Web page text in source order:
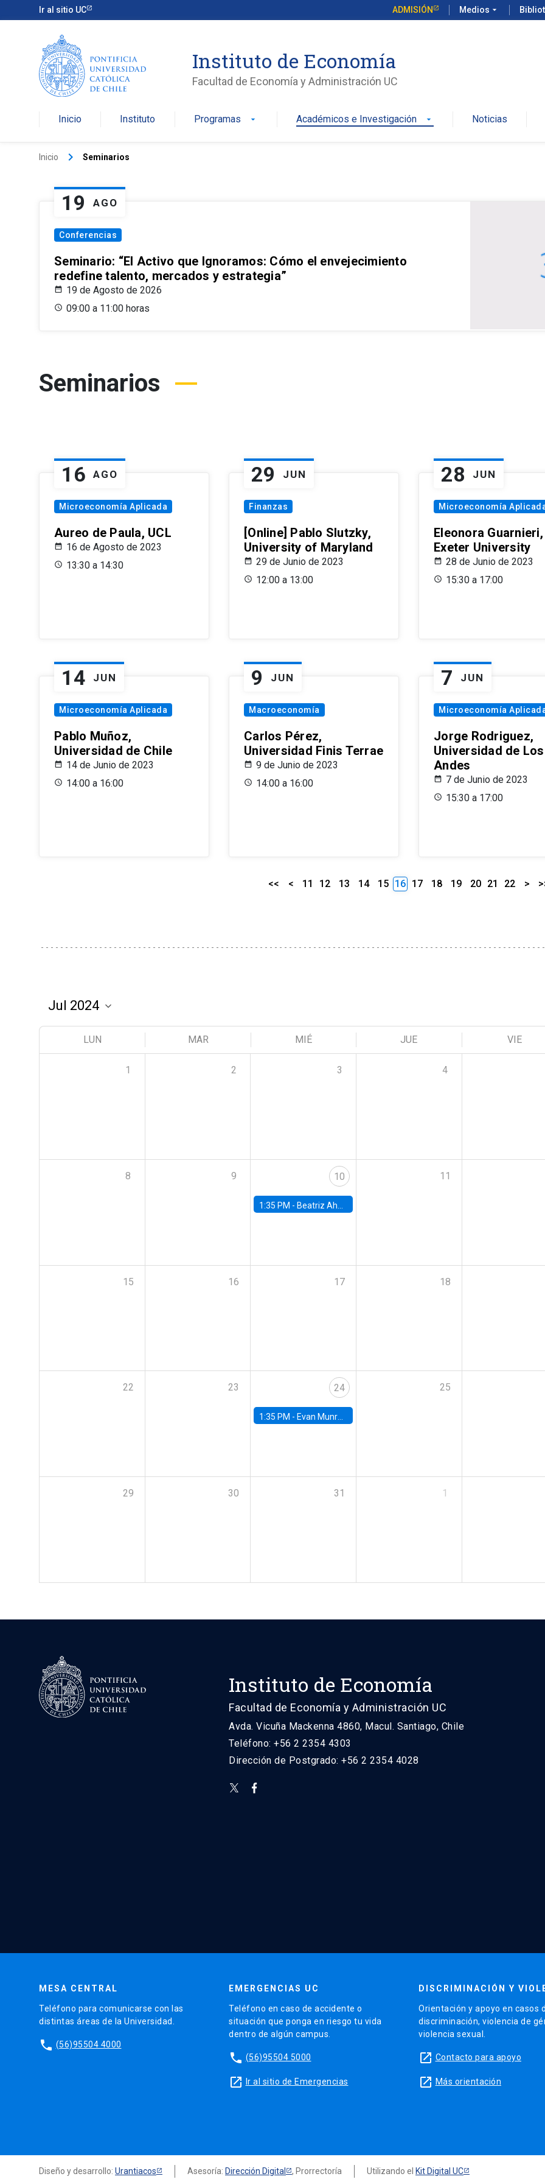
Ir al sitio UC ADMISIÓN Medios arrow_drop_down
Instituto de Economía
Facultad de Economía y Administración UC
Inicio Instituto Programas arrow_drop_down Académicos e Investigación arrow_drop_down Noticias
Inicio keyboard_arrow_right Seminarios
19 AGO
Conferencias
Seminario: “El Activo que Ignoramos: Cómo el envejecimiento
redefine talento, mercados y estrategia”
19 de Agosto de 2026
09:00 a 11:00 horas
Seminarios
16 AGO
Microeconomía Aplicada
Aureo de Paula, UCL
16 de Agosto de 2023
13:30 a 14:30
29 JUN
Finanzas
[Online] Pablo Slutzky,
University of Maryland
29 de Junio de 2023
12:00 a 13:00
28 JUN
Microeconomía
Eleonora Guarnieri,
Exeter University
28 de Junio de 2023
15:30 a 17:00
14 JUN
Microeconomía Aplicada
Pablo Muñoz,
Universidad de Chile
14 de Junio de 2023
14:00 a 16:00
9 JUN
Macroeconomía
Carlos Pérez,
Universidad Finis Terrae
9 de Junio de 2023
14:00 a 16:00
7 JUN
Microeconomía
Jorge Rodriguez,
Universidad de Los
Andes
7 de Junio de 2023
15:30 a 17:00
<< < 11 12 13 14 15 16 17 18 19 20 21 22 >
LUN MAR MIÉ JUE VIE
1 2 3 4
8 9 10
1:35 PM - Beatriz Ahumada, PhD candidate, Universidad de Pittsburgh
11
15 16 17 18
22 23 24
1:35 PM - Evan Munro, Neyman Visiting Assistant Professor in the Department of Statistics at UC Berkeley
25
29 30 31 1
Instituto de Economía
Facultad de Economía y Administración UC
Avda. Vicuña Mackenna 4860, Macul. Santiago, Chile
Teléfono: +56 2 2354 4303
Dirección de Postgrado: +56 2 2354 4028
MESA CENTRAL
Teléfono para comunicarse con las
distintas áreas de la Universidad.
phone (56)95504 4000
EMERGENCIAS UC
Teléfono en caso de accidente o
situación que ponga en riesgo tu vida
dentro de algún campus.
phone (56)95504 5000
launch Ir al sitio de Emergencias
DISCRIMINACIÓN Y
Orientación y apoyo en casos
discriminación, violencia de
violencia sexual.
launch Contacto para apoyo
launch Más orientación
Diseño y desarrollo: Urantiacos Asesoría: Dirección Digital , Prorrectoría Utilizando el Kit Digital UC